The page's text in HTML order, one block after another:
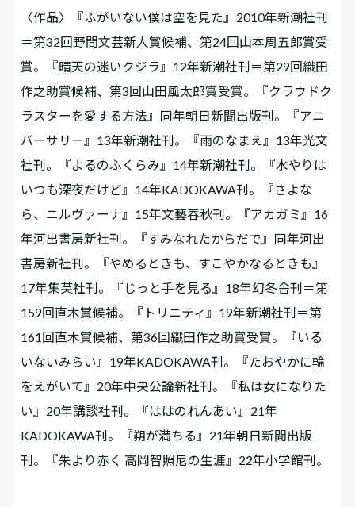
〈作品〉『ふがいない僕は空を見た』2010年新潮社刊
＝第32回野間文芸新人賞候補、第24回山本周五郎賞受
賞。『晴天の迷いクジラ』12年新潮社刊＝第29回織田
作之助賞候補、第3回山田風太郎賞受賞。『クラウドク
ラスターを愛する方法』同年朝日新聞出版刊。『アニ
バーサリー』13年新潮社刊。『雨のなまえ』13年光文
社刊。『よるのふくらみ』14年新潮社刊。『水やりは
いつも深夜だけど』14年KADOKAWA刊。『さよな
ら、ニルヴァーナ』15年文藝春秋刊。『アカガミ』16
年河出書房新社刊。『すみなれたからだで』同年河出
書房新社刊。『やめるときも、すこやかなるときも』
17年集英社刊。『じっと手を見る』18年幻冬舎刊＝第
159回直木賞候補。『トリニティ』19年新潮社刊＝第
161回直木賞候補、第36回織田作之助賞受賞。『いる
いないみらい』19年KADOKAWA刊。『たおやかに輪
をえがいて』20年中央公論新社刊。『私は女になりた
い』20年講談社刊。『ははのれんあい』21年
KADOKAWA刊。『朔が満ちる』21年朝日新聞出版
刊。『朱より赤く 高岡智照尼の生涯』22年小学館刊。